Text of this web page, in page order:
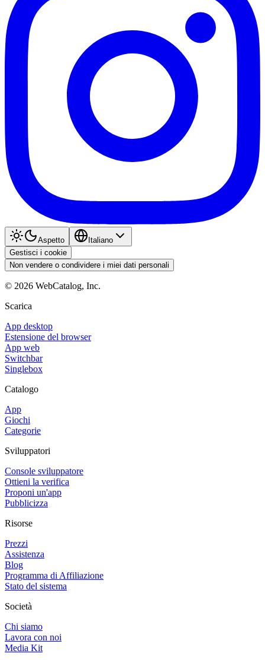
Aspetto
Italiano
Gestisci i cookie
Non vendere o condividere i miei dati personali
© 2026 WebCatalog, Inc.
Scarica
App desktop
Estensione del browser
App web
Switchbar
Singlebox
Catalogo
App
Giochi
Categorie
Sviluppatori
Console sviluppatore
Ottieni la verifica
Proponi un'app
Pubblicizza
Risorse
Prezzi
Assistenza
Blog
Programma di Affiliazione
Stato del sistema
Società
Chi siamo
Lavora con noi
Media Kit